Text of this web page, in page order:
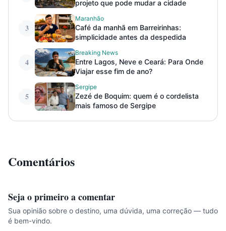
projeto que pode mudar a cidade
3
Maranhão
Café da manhã em Barreirinhas:
simplicidade antes da despedida
4
Breaking News
Entre Lagos, Neve e Ceará: Para Onde
Viajar esse fim de ano?
5
Sergipe
Zezé de Boquim: quem é o cordelista
mais famoso de Sergipe
Comentários
Seja o primeiro a comentar
Sua opinião sobre o destino, uma dúvida, uma correção — tudo
é bem-vindo.